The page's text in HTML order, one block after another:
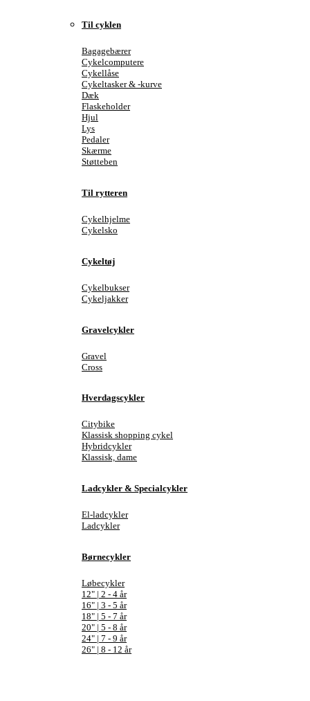
Til cyklen
Bagagebærer
Cykelcomputere
Cykellåse
Cykeltasker & -kurve
Dæk
Flaskeholder
Hjul
Lys
Pedaler
Skærme
Støtteben
Til rytteren
Cykelhjelme
Cykelsko
Cykeltøj
Cykelbukser
Cykeljakker
Gravelcykler
Gravel
Cross
Hverdagscykler
Citybike
Klassisk shopping cykel
Hybridcykler
Klassisk, dame
Ladcykler & Specialcykler
El-ladcykler
Ladcykler
Børnecykler
Løbecykler
12" | 2 - 4 år
16" | 3 - 5 år
18" | 5 - 7 år
20" | 5 - 8 år
24" | 7 - 9 år
26" | 8 - 12 år